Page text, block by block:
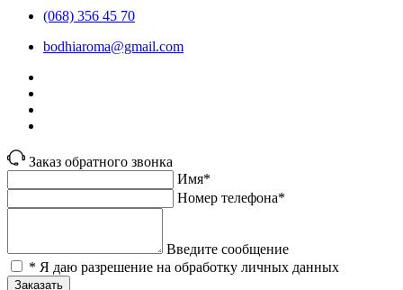
(068) 356 45 70
bodhiaroma@gmail.com
Заказ обратного звонка
Имя*
Номер телефона*
Введите сообщение
* Я даю разрешение на обработку личных данных
Заказать